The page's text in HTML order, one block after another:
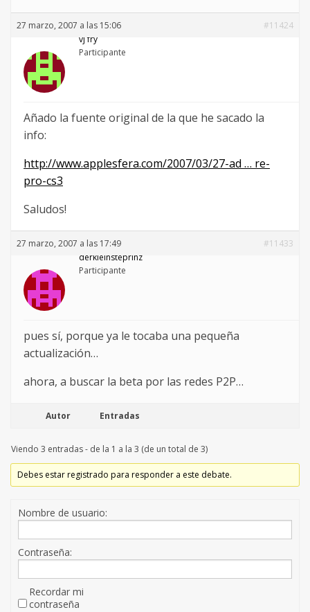
27 marzo, 2007 a las 15:06
#11424
vj fry
Participante
Añado la fuente original de la que he sacado la
info:
http://www.applesfera.com/2007/03/27-ad … re-
pro-cs3
Saludos!
27 marzo, 2007 a las 17:49
#11433
derkleinsteprinz
Participante
pues sí, porque ya le tocaba una pequeña
actualización…
ahora, a buscar la beta por las redes P2P…
Autor Entradas
Viendo 3 entradas - de la 1 a la 3 (de un total de 3)
Debes estar registrado para responder a este debate.
Nombre de usuario:
Contraseña:
Recordar mi
contraseña